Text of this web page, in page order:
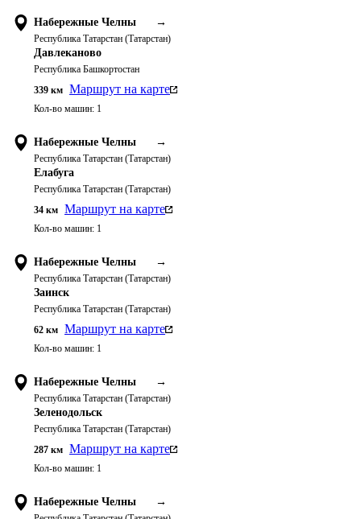
Набережные Челны →
Республика Татарстан (Татарстан)
Давлеканово
Республика Башкортостан
339 км Маршрут на карте
Кол-во машин: 1
Набережные Челны →
Республика Татарстан (Татарстан)
Елабуга
Республика Татарстан (Татарстан)
34 км Маршрут на карте
Кол-во машин: 1
Набережные Челны →
Республика Татарстан (Татарстан)
Заинск
Республика Татарстан (Татарстан)
62 км Маршрут на карте
Кол-во машин: 1
Набережные Челны →
Республика Татарстан (Татарстан)
Зеленодольск
Республика Татарстан (Татарстан)
287 км Маршрут на карте
Кол-во машин: 1
Набережные Челны →